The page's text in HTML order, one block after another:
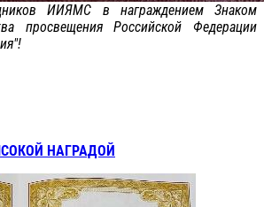
ИИЯМС в награждением Знаком
просвещения Российской Федерации
НАГРАДОЙ